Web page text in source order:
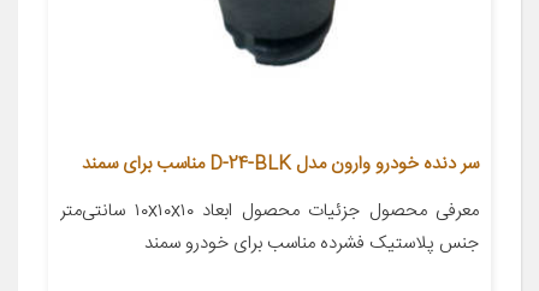
سر دنده خودرو وارون مدل D-24-BLK مناسب برای سمند
معرفی محصول جزئیات محصول ابعاد ۱۰x۱۰x۱۰ سانتی‌متر
جنس پلاستیک فشرده مناسب برای خودرو سمند